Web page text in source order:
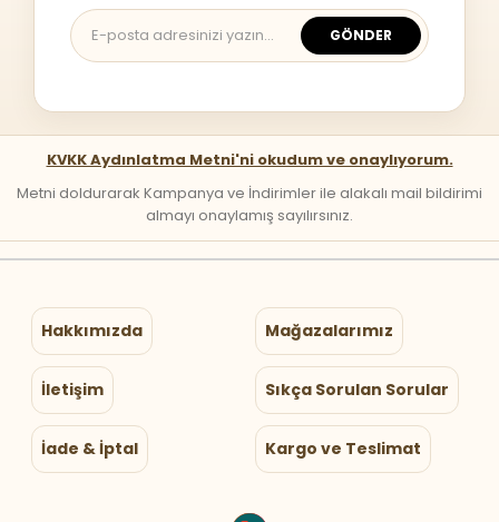
GÖNDER
KVKK Aydınlatma Metni'ni okudum ve onaylıyorum.
Metni doldurarak Kampanya ve İndirimler ile alakalı mail bildirimi
almayı onaylamış sayılırsınız.
Hakkımızda Mağazalarımız
İletişim Sıkça Sorulan Sorular
İade & İptal Kargo ve Teslimat